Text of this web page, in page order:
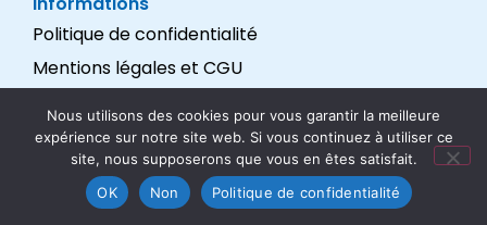
Politique de confidentialité
Mentions légales et CGU
Nous suivre
Nous utilisons des cookies pour vous garantir la meilleure
expérience sur notre site web. Si vous continuez à utiliser ce
site, nous supposerons que vous en êtes satisfait.
OK
Non Politique de confidentialité